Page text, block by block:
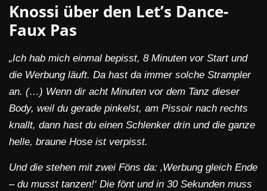
Knossi über den Let’s Dance-
Faux Pas
„Ich hab mich einmal bepisst, 8 Minuten vor Start und
die Werbung läuft. Da hast da immer solche Strampler
an. (…) Wenn dir acht Minuten vor dem Tanz dieser
Body, weil du gerade pinkelst, am Pissoir nach rechts
knallt, dann hast du einen Schlenker drin und die ganze
helle, braune Hose ist verpisst.
Und die stehen mit zwei Föns da: ‚Werbung gleich Ende
– du musst tanzen!‘ Die fönt und in 30 Sekunden muss